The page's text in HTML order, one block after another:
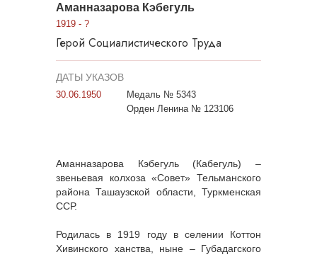
Аманназарова Кэбегуль
1919 - ?
Герой Социалистического Труда
ДАТЫ УКАЗОВ
30.06.1950
Медаль № 5343
Орден Ленина № 123106
Аманназарова Кэбегуль (Кабегуль) –
звеньевая колхоза «Совет» Тельманского
района Ташаузской области, Туркменская
ССР.
Родилась в 1919 году в селении Коттон
Хивинского ханства, ныне – Губадагского